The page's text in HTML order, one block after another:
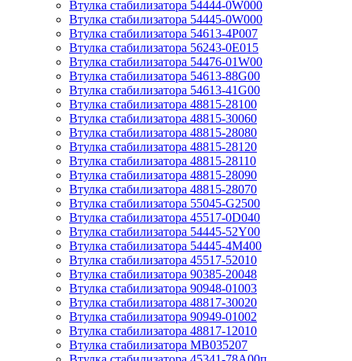
Втулка стабилизатора 54444-0W000
Втулка стабилизатора 54445-0W000
Втулка стабилизатора 54613-4P007
Втулка стабилизатора 56243-0E015
Втулка стабилизатора 54476-01W00
Втулка стабилизатора 54613-88G00
Втулка стабилизатора 54613-41G00
Втулка стабилизатора 48815-28100
Втулка стабилизатора 48815-30060
Втулка стабилизатора 48815-28080
Втулка стабилизатора 48815-28120
Втулка стабилизатора 48815-28110
Втулка стабилизатора 48815-28090
Втулка стабилизатора 48815-28070
Втулка стабилизатора 55045-G2500
Втулка стабилизатора 45517-0D040
Втулка стабилизатора 54445-52Y00
Втулка стабилизатора 54445-4M400
Втулка стабилизатора 45517-52010
Втулка стабилизатора 90385-20048
Втулка стабилизатора 90948-01003
Втулка стабилизатора 48817-30020
Втулка стабилизатора 90949-01002
Втулка стабилизатора 48817-12010
Втулка стабилизатора MB035207